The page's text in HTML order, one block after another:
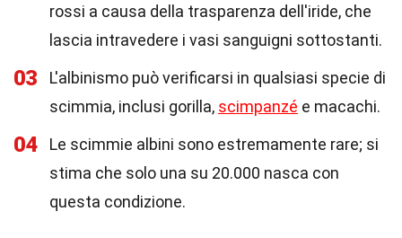
rossi a causa della trasparenza dell'iride, che
lascia intravedere i vasi sanguigni sottostanti.
03
L'albinismo può verificarsi in qualsiasi specie di
scimmia, inclusi gorilla, scimpanzé e macachi.
04
Le scimmie albini sono estremamente rare; si
stima che solo una su 20.000 nasca con
questa condizione.